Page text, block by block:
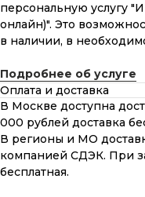
персональную услугу
онлайн)". Это
в наличии, в
Подробнее об услуге
Оплата и доставка
В Москве доступна
000 рублей доставка
В регионы и МО
компанией СДЭК. При
бесплатная.